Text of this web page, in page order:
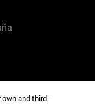
and third-